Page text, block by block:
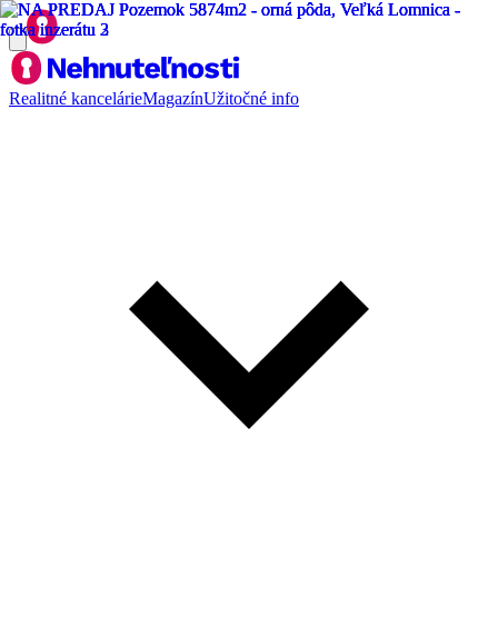
Realitné kancelárieMagazínUžitočné info